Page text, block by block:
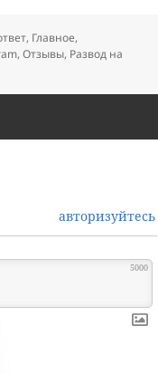
, Главное,
,Отзывы, Развод на
авторизуйтесь
5000